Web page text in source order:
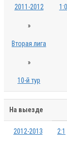
2011-2012
»
Вторая лига
»
10-й тур
1:0
На выезде
2012-2013 2:1